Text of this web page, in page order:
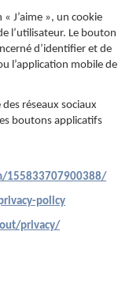
J’aime », un cookie
l’utilisateur. Le bouton
d’identifier et de
l’application mobile de
réseaux sociaux
boutons applicatifs
155833707900388/
policy
privacy/